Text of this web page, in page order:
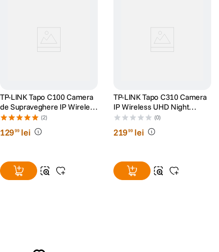
TP-LINK Tapo C100 Camera
de Supraveghere IP Wireless
Night Vision Full HD 1080P
(2)
12999 lei
TP-LINK Tapo C310 Camera
IP Wireless UHD Night
Vision Alb
(0)
21999 lei